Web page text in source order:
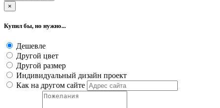
×
Купил бы, но нужно...
Дешевле
Другой цвет
Другой размер
Индивидуальный дизайн проект
Как на другом сайте